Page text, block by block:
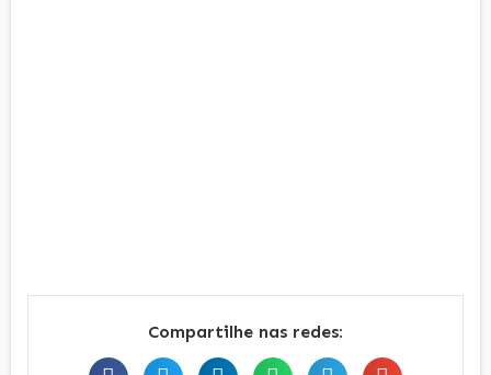
Compartilhe nas redes: